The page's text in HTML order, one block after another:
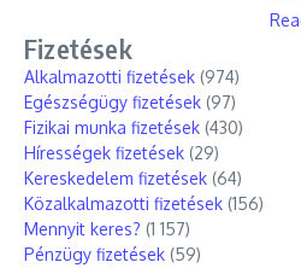
Fizetések
Alkalmazotti fizetések (974)
Egészségügy fizetések (97)
Fizikai munka fizetések (430)
Hírességek fizetések (29)
Kereskedelem fizetések (64)
Közalkalmazotti fizetések (156)
Mennyit keres? (1 157)
Pénzügy fizetések (59)